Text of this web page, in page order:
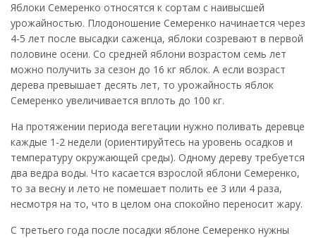
Яблоки Семеренко относятся к сортам с наивысшей
урожайностью. Плодоношение Семеренко начинается через
4-5 лет после высадки саженца, яблоки созревают в первой
половине осени. Со средней яблони возрастом семь лет
можно получить за сезон до 16 кг яблок. А если возраст
дерева превышает десять лет, то урожайность яблок
Семеренко увеличивается вплоть до 100 кг.
На протяжении периода вегетации нужно поливать деревце
каждые 1-2 недели (ориентируйтесь на уровень осадков и
температуру окружающей среды). Одному дереву требуется
два ведра воды. Что касается взрослой яблони Семеренко,
то за весну и лето не помешает полить ее 3 или 4 раза,
несмотря на то, что в целом она спокойно переносит жару.
С третьего года после посадки яблоне Семеренко нужны